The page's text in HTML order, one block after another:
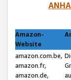
Amazon-
Website
amazon.com.be,
amazon.fr,
amazon.de,